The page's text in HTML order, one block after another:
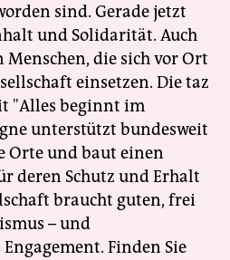
sind. Gerade jetzt
und Solidarität. Auch
die sich vor Ort
einsetzen. Die taz
"Alles beginnt im
unterstützt bundesweit
Orte und baut einen
deren Schutz und Erhalt
braucht guten, frei
– und
Finden Sie